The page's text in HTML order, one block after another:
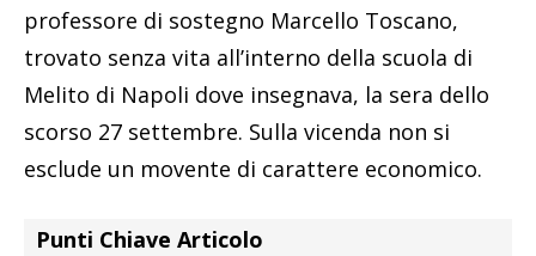
professore di sostegno Marcello Toscano,
trovato senza vita all’interno della scuola di
Melito di Napoli dove insegnava, la sera dello
scorso 27 settembre. Sulla vicenda non si
esclude un movente di carattere economico.
Punti Chiave Articolo